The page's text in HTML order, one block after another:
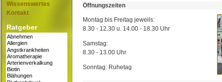
Wissenswertes
Kontakt
Ratgeber
Öffnungszeiten
Montag bis Freitag jeweils:
8.30 - 12.30 u. 14.00 - 18.30 Uhr
Samstag:
8.30 - 13.00 Uhr
Sonntag: Ruhetag